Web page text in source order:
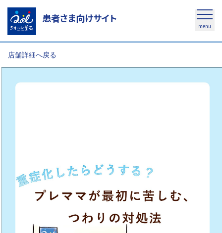
患者さま向けサイト
menu
店舗詳細へ戻る